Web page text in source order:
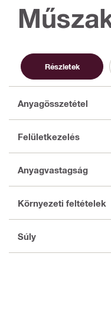
Részletek
Anyagösszetétel
Felületkezelés
Anyagvastagság
Környezeti feltételek
Súly